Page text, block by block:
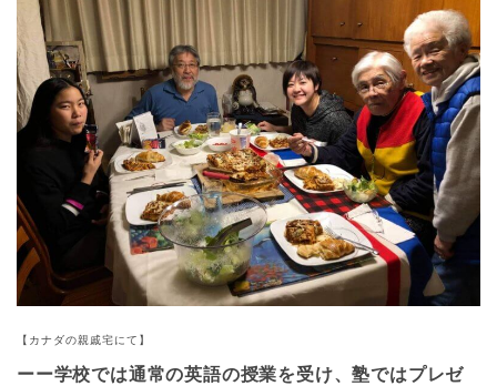
【カナダの親戚宅にて】
ーー学校では通常の英語の授業を受け、塾ではプレゼ